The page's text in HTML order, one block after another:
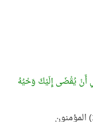
أَنْ يُقْضَى إِلَيْكَ وَحْيُهُ